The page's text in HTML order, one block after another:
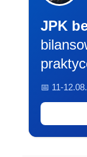
JPK
📅 11-